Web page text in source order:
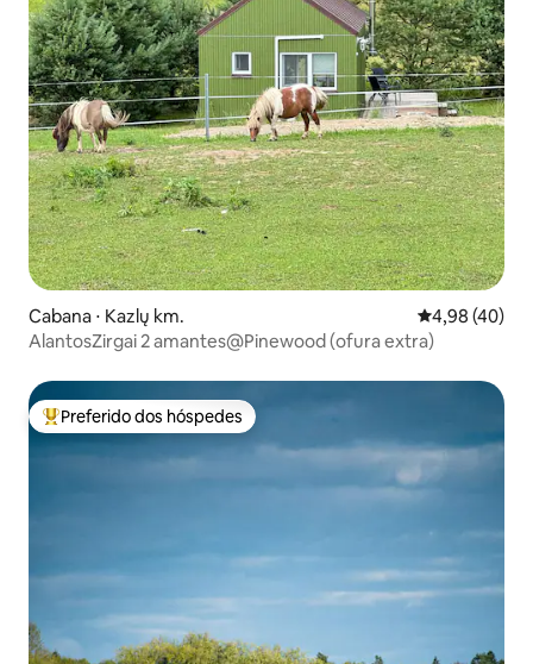
Cabana ⋅ Kazlų km. 4,98 de uma
4,98 (40)
AlantosZirgai 2 amantes@Pinewood (ofura extra)
Entre os melhores preferidos dos hóspedes
Preferido dos hóspedes